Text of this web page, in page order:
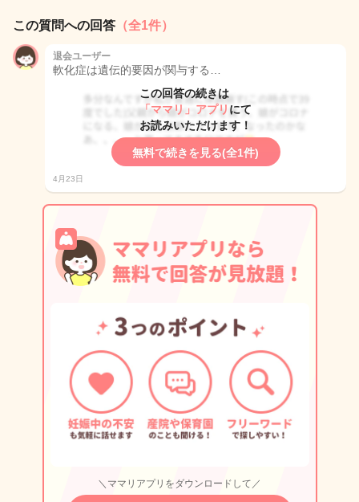
この質問への回答 （全1件）
退会ユーザー
軟化症は遺伝的要因が関与する…
この回答の続きは
「ママリ」アプリ にて
お読みいただけます！
無料で続きを見る(全1件)
4月23日
＼ママリアプリをダウンロードして／